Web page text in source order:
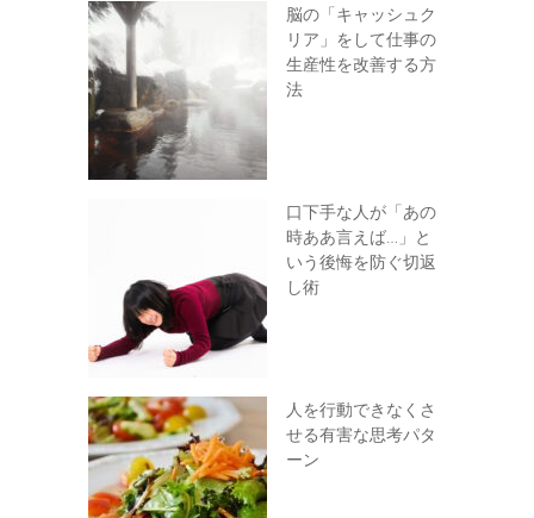
脳の「キャッシュク
リア」をして仕事の
生産性を改善する方
法
口下手な人が「あの
時ああ言えば…」と
いう後悔を防ぐ切返
し術
人を行動できなくさ
せる有害な思考パタ
ーン